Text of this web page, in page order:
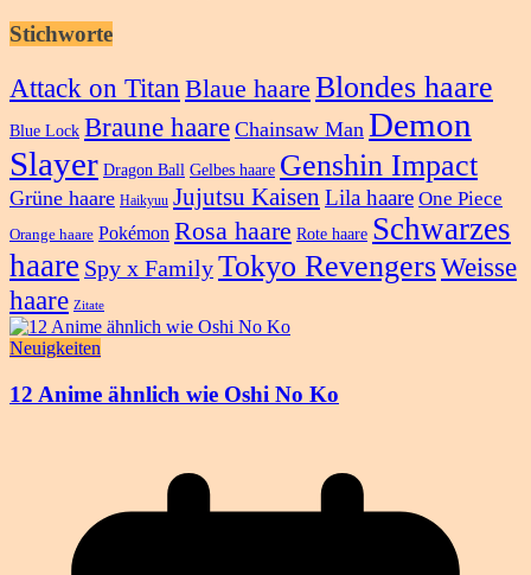
Stichworte
Attack on Titan Blaue haare Blondes haare
Blue Lock Braune haare Chainsaw Man Demon
Slayer Dragon Ball Gelbes haare Genshin Impact
Grüne haare Haikyuu Jujutsu Kaisen Lila haare One Piece
Orange haare Pokémon Rosa haare Rote haare Schwarzes
haare Spy x FamilyTokyo RevengersWeisse
haare Zitate
Neuigkeiten
12 Anime ähnlich wie Oshi No Ko